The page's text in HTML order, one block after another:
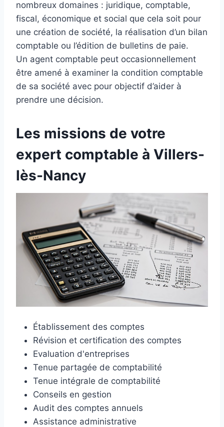
nombreux domaines : juridique, comptable,
fiscal, économique et social que cela soit pour
une création de société, la réalisation d’un bilan
comptable ou l’édition de bulletins de paie.
Un agent comptable peut occasionnellement
être amené à examiner la condition comptable
de sa société avec pour objectif d’aider à
prendre une décision.
Les missions de votre
expert comptable à Villers-
lès-Nancy
Établissement des comptes
Révision et certification des comptes
Evaluation d'entreprises
Tenue partagée de comptabilité
Tenue intégrale de comptabilité
Conseils en gestion
Audit des comptes annuels
Assistance administrative